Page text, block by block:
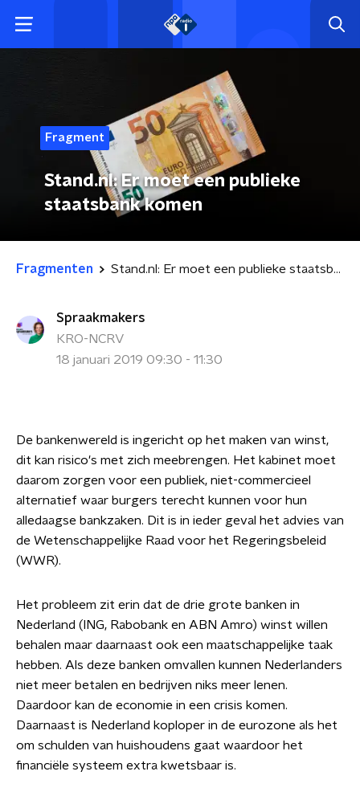
Fragment
Stand.nl: Er moet een publieke
staatsbank komen
Fragmenten Stand.nl: Er moet een publieke staatsbank komen
Spraakmakers
KRO-NCRV
18 januari 2019 09:30 - 11:30
De bankenwereld is ingericht op het maken van winst,
dit kan risico's met zich meebrengen. Het kabinet moet
daarom zorgen voor een publiek, niet-commercieel
alternatief waar burgers terecht kunnen voor hun
alledaagse bankzaken. Dit is in ieder geval het advies van
de Wetenschappelijke Raad voor het Regeringsbeleid
(WWR).
Het probleem zit erin dat de drie grote banken in
Nederland (ING, Rabobank en ABN Amro) winst willen
behalen maar daarnaast ook een maatschappelijke taak
hebben. Als deze banken omvallen kunnen Nederlanders
niet meer betalen en bedrijven niks meer lenen.
Daardoor kan de economie in een crisis komen.
Daarnaast is Nederland koploper in de eurozone als het
om schulden van huishoudens gaat waardoor het
financiële systeem extra kwetsbaar is.